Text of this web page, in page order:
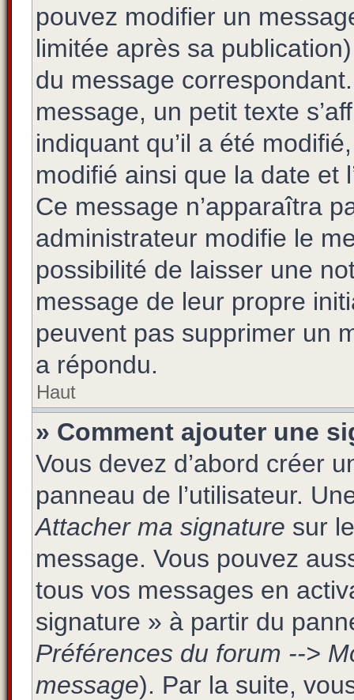
pouvez modifier un
limitée après sa
du message
message, un petit texte
indiquant qu’il a été
modifié ainsi que la date et
Ce message n’apparaîtra
administrateur modifie le
possibilité de laisser une
message de leur propre
peuvent pas supprimer un
a répondu.
Haut
» Comment ajouter une
Vous devez d’abord créer
panneau de l’utilisateur.
Attacher ma signature sur
message. Vous pouvez
tous vos messages en
signature » à partir du
Préférences du forum -->
message). Par la suite,